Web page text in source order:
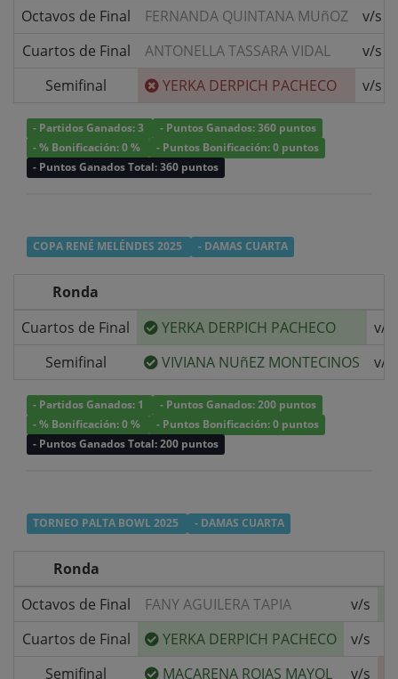
Octavos de Final
FERNANDA QUINTANA MUñOZ
v/s
Cuartos de Final
ANTONELLA TASSARA VIDAL
v/s
Semifinal
YERKA DERPICH PACHECO v/s
- Partidos Ganados: 3
- Puntos Ganados: 360 puntos
- % Bonificación: 0 %
- Puntos Bonificación: 0 puntos
- Puntos Ganados Total: 360 puntos
COPA RENÉ MELÉNDES 2025 - DAMAS CUARTA
Ronda
Cuartos de Final
YERKA DERPICH PACHECO
v/s
Semifinal
VIVIANA NUñEZ MONTECINOS v/s
- Partidos Ganados: 1
- Puntos Ganados: 200 puntos
- % Bonificación: 0 %
- Puntos Bonificación: 0 puntos
- Puntos Ganados Total: 200 puntos
TORNEO PALTA BOWL 2025 - DAMAS CUARTA
Ronda
Octavos de Final
FANY AGUILERA TAPIA
v/s
Cuartos de Final
YERKA DERPICH PACHECO v/s
Semifinal
MACARENA ROJAS MAYOL v/s